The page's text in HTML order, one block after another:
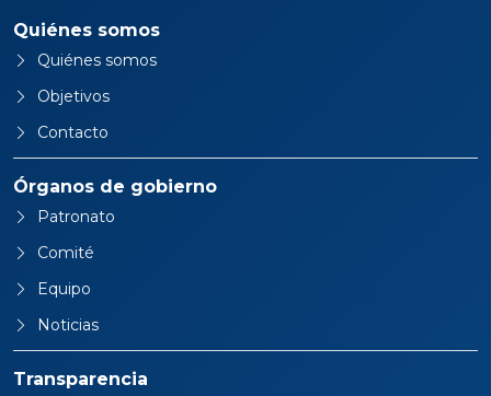
Quiénes somos
Quiénes somos
Objetivos
Contacto
Órganos de gobierno
Patronato
Comité
Equipo
Noticias
Transparencia